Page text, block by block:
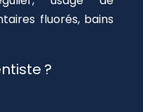
fluorés, bains
?